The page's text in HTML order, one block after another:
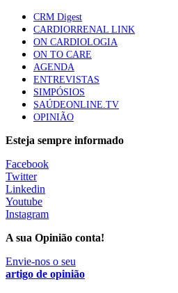
CRM Digest
CARDIORRENAL LINK
ON CARDIOLOGIA
ON TO CARE
AGENDA
ENTREVISTAS
SIMPÓSIOS
SAÚDEONLINE.TV
OPINIÃO
Esteja sempre informado
Facebook
Twitter
Linkedin
Youtube
Instagram
A sua Opinião conta!
Envie-nos o seu
artigo de opinião